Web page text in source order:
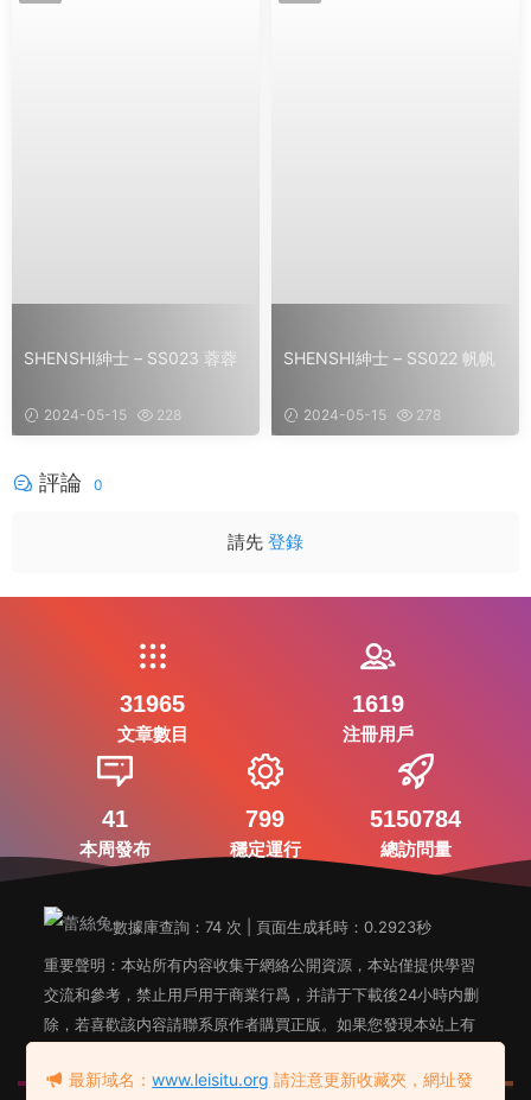
SHENSHI紳士 – SS023 蓉蓉
2024-05-15 228
SHENSHI紳士 – SS022 帆帆
2024-05-15 278
評論 0
請先 登錄
31965
文章數目
1619
注冊用戶
41
本周發布
799
穩定運行
5150784
總訪問量
數據庫查詢：74 次 | 頁面生成耗時：0.2923秒
重要聲明：本站所有内容收集于網絡公開資源，本站僅提供學習
交流和參考，禁止用戶用于商業行爲，并請于下載後24小時内删
除，若喜歡該内容請聯系原作者購買正版。如果您發現本站上有
最新域名：www.leisitu.org 請注意更新收藏夾，網址發